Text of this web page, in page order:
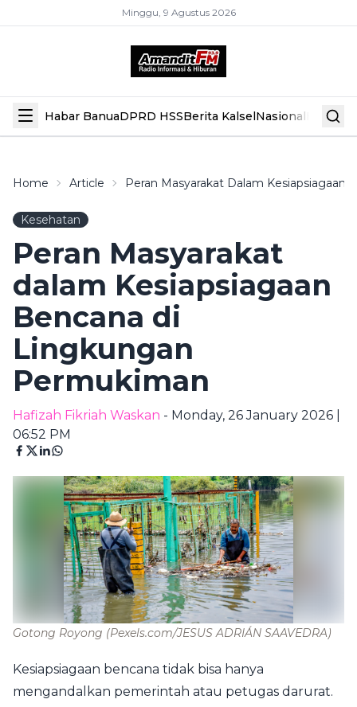
Minggu, 9 Agustus 2026
Habar BanuaDPRD HSSBerita KalselNasional Hiburan
Home Article Peran Masyarakat Dalam
Kesehatan
Peran Masyarakat
dalam Kesiapsiagaan
Bencana di
Lingkungan
Permukiman
Hafizah Fikriah Waskan - Monday, 26 January 2026 |
06:52 PM
Gotong Royong (Pexels.com/JESUS ADRIÁN SAAVEDRA)
Kesiapsiagaan bencana tidak bisa hanya
mengandalkan pemerintah atau petugas darurat.